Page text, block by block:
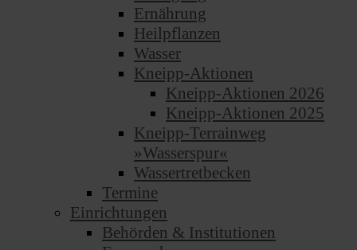
Ernährung
Heilpflanzen
Wasser
Kneipp-Aktionen
Kneipp-Aktionen 2026
Kneipp-Aktionen 2025
Kneipp-Terrainweg
»Wasserspur«
Wassertretbecken
Termine
Einrichtungen
Behörden & Institutionen